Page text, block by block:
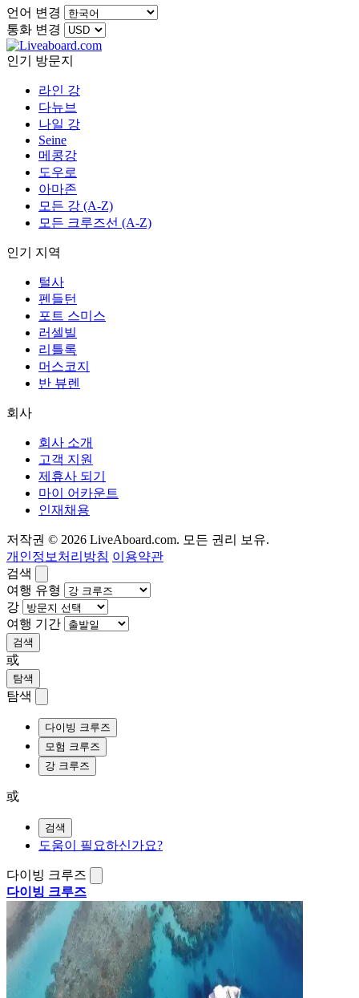
언어 변경
통화 변경
인기 방문지
라인 강
다뉴브
나일 강
Seine
메콩강
도우로
아마존
모든 강 (A-Z)
모든 크루즈선 (A-Z)
인기 지역
털사
펜들턴
포트 스미스
러셀빌
리틀록
머스코지
반 뷰렌
회사
회사 소개
고객 지원
제휴사 되기
마이 어카운트
인재채용
저작권 © 2026 LiveAboard.com. 모든 권리 보유.
개인정보처리방침 이용약관
검색
여행 유형
강
여행 기간
검색
或
탐색
탐색
다이빙 크루즈
모험 크루즈
강 크루즈
或
검색
도움이 필요하신가요?
다이빙 크루즈
다이빙 크루즈